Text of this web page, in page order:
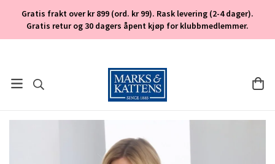
Gratis frakt over kr 899 (ord. kr 99). Rask levering (2-4 dager).
Gratis retur og 30 dagers åpent kjøp for klubbmedlemmer.